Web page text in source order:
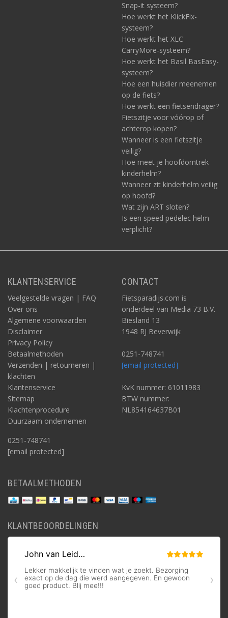
Snap-it systeem?
Hoe werkt het KlickFix-
systeem?
Hoe werkt het XLC
CarryMore-systeem?
Hoe werkt het Basil BasEasy-
systeem?
Hoe een huisdier meenemen
op de fiets?
Hoe werkt een fietsendrager?
Fietszitje voor vóórop of
achterop kopen?
Wanneer is een fietszitje
veilig?
Hoe meet je hoofdomtrek
kinderhelm?
Wanneer zit kinderhelm veilig
op hoofd?
Wat zijn ART sloten?
Is een speed pedelec helm
verplicht?
KLANTENSERVICE
Veelgestelde vragen | FAQ
Over ons
Algemene voorwaarden
Disclaimer
Privacy Policy
Betaalmethoden
Verzenden | retourneren |
klachten
Klantenservice
Sitemap
Klachtenprocedure
Duurzaam ondernemen
0251-748741
[email protected]
CONTACT
Fietsparadijs.com is
onderdeel van Media 73 B.V.
Biesland 13
1948 RJ Beverwijk
0251-748741
[email protected]
KvK nummer: 61011983
BTW nummer:
NL854164637B01
BETAALMETHODEN
KLANTBEOORDELINGEN